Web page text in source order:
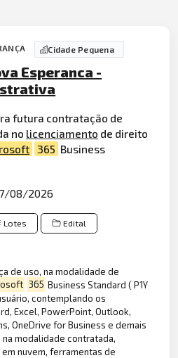
Cidade Pequena
Esperanca -
futura contratação de
no licenciamento de direito
365 Business
08/2026
Lotes Edital
de uso, na modalidade de
365 Business Standard ( P1Y
contemplando os
Excel, PowerPoint, Outlook,
OneDrive for Business e demais
modalidade contratada,
nuvem, ferramentas de